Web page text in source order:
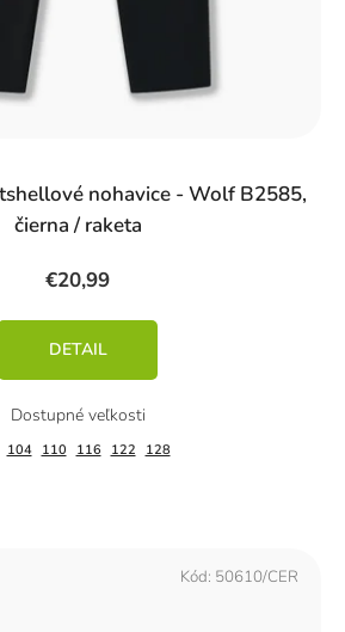
nohavice - Wolf B2585,
čierna / raketa
€20,99
DETAIL
104 110 116 122 128
Kód: 50610/CER